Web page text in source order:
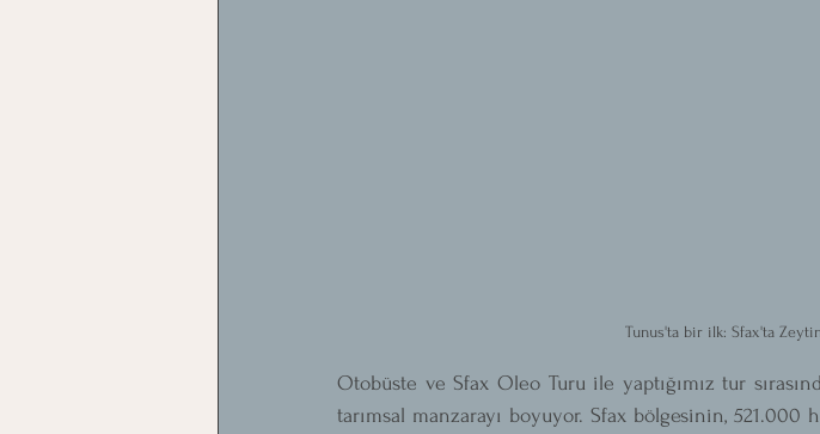
Tunus'ta bir ilk: Sfax'ta
Otobüste ve Sfax Oleo Turu ile yaptığımız tur
tarımsal manzarayı boyuyor. Sfax bölgesinin,